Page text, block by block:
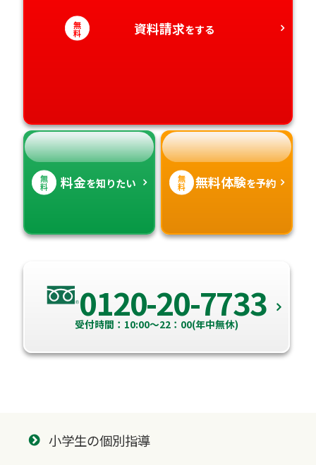
愛知県
香川県
宮崎県
無
料 資料請求をする
無
料 料金を知りたい 無
料 無料体験を予約
0120-20-7733
受付時間：10:00～22：00(年中無休)
小学生の個別指導